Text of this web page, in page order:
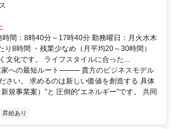
へ
時間：8時40分～17時40分 勤務曜日：月火水木
り8時間 ・残業少なめ（月平均20～30時間）
文化です。 ライフスタイルに合った...
の最短ルート⸻ 貴方のビジネスモデル
さい。 求めるのは新しい価値を創造する 具体
規事業案）”と 圧倒的“エネルギー”です。 共同
昇給あり